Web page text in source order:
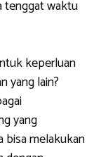
tenggat waktu
keperluan
yang lain?
yang
bisa melakukan